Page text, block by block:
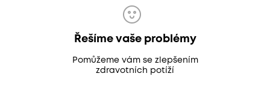
Řešíme vaše problémy
Pomůžeme vám se zlepšením
zdravotních potíží